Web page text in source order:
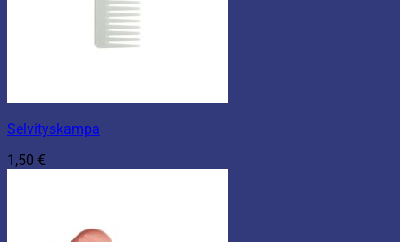
Selvityskampa
1,50 €